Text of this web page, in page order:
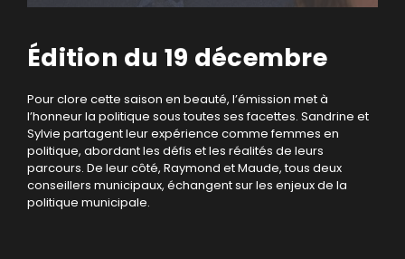
Édition du 19 décembre
Pour clore cette saison en beauté, l’émission met à
l’honneur la politique sous toutes ses facettes. Sandrine et
Sylvie partagent leur expérience comme femmes en
politique, abordant les défis et les réalités de leurs
parcours. De leur côté, Raymond et Maude, tous deux
conseillers municipaux, échangent sur les enjeux de la
politique municipale.